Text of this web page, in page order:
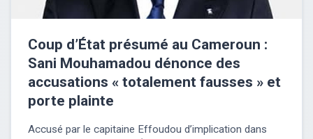
Coup d’État présumé au Cameroun :
Sani Mouhamadou dénonce des
accusations « totalement fausses » et
porte plainte
Accusé par le capitaine Effoudou d’implication dans